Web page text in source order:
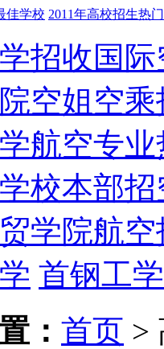
佳学校 2011年高校招生热
招收国际
空姐空乘
航空专业
校本部招
学院航空
首钢工
： 首页 >